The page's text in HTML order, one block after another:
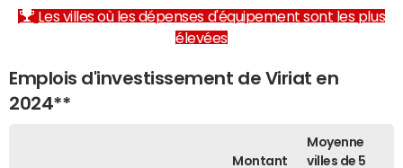
Les villes où les dépenses d'équipement sont les plus
élevées
Emplois d'investissement de Viriat en
2024**
Montant
Moyenne
villes de 5